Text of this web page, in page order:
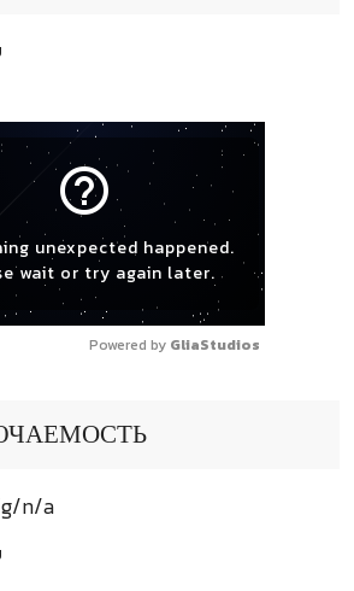
help_outline
unexpected happened.
wait or try again later.
Powered by GliaStudios
g/n/a